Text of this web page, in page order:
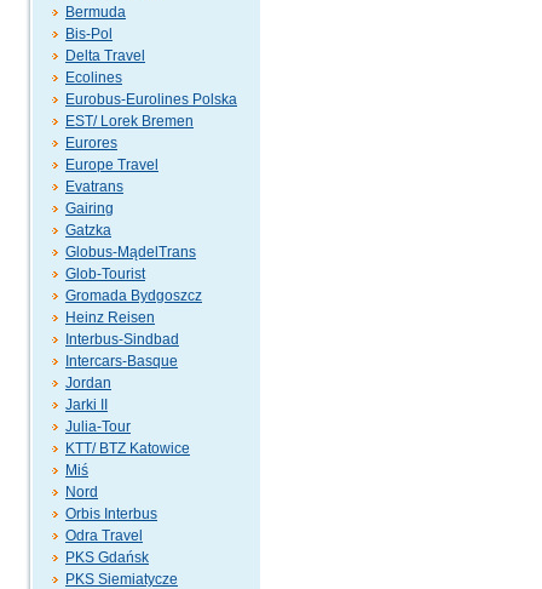
Bermuda
Bis-Pol
Delta Travel
Ecolines
Eurobus-Eurolines Polska
EST/ Lorek Bremen
Eurores
Europe Travel
Evatrans
Gairing
Gatzka
Globus-MądelTrans
Glob-Tourist
Gromada Bydgoszcz
Heinz Reisen
Interbus-Sindbad
Intercars-Basque
Jordan
Jarki II
Julia-Tour
KTT/ BTZ Katowice
Miś
Nord
Orbis Interbus
Odra Travel
PKS Gdańsk
PKS Siemiatycze